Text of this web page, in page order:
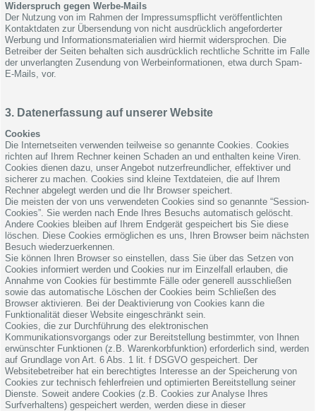
Widerspruch gegen Werbe-Mails
Der Nutzung von im Rahmen der Impressumspflicht veröffentlichten
Kontaktdaten zur Übersendung von nicht ausdrücklich angeforderter
Werbung und Informationsmaterialien wird hiermit widersprochen. Die
Betreiber der Seiten behalten sich ausdrücklich rechtliche Schritte im Falle
der unverlangten Zusendung von Werbeinformationen, etwa durch Spam-
E-Mails, vor.
3. Datenerfassung auf unserer Website
Cookies
Die Internetseiten verwenden teilweise so genannte Cookies. Cookies
richten auf Ihrem Rechner keinen Schaden an und enthalten keine Viren.
Cookies dienen dazu, unser Angebot nutzerfreundlicher, effektiver und
sicherer zu machen. Cookies sind kleine Textdateien, die auf Ihrem
Rechner abgelegt werden und die Ihr Browser speichert.
Die meisten der von uns verwendeten Cookies sind so genannte “Session-
Cookies”. Sie werden nach Ende Ihres Besuchs automatisch gelöscht.
Andere Cookies bleiben auf Ihrem Endgerät gespeichert bis Sie diese
löschen. Diese Cookies ermöglichen es uns, Ihren Browser beim nächsten
Besuch wiederzuerkennen.
Sie können Ihren Browser so einstellen, dass Sie über das Setzen von
Cookies informiert werden und Cookies nur im Einzelfall erlauben, die
Annahme von Cookies für bestimmte Fälle oder generell ausschließen
sowie das automatische Löschen der Cookies beim Schließen des
Browser aktivieren. Bei der Deaktivierung von Cookies kann die
Funktionalität dieser Website eingeschränkt sein.
Cookies, die zur Durchführung des elektronischen
Kommunikationsvorgangs oder zur Bereitstellung bestimmter, von Ihnen
erwünschter Funktionen (z.B. Warenkorbfunktion) erforderlich sind, werden
auf Grundlage von Art. 6 Abs. 1 lit. f DSGVO gespeichert. Der
Websitebetreiber hat ein berechtigtes Interesse an der Speicherung von
Cookies zur technisch fehlerfreien und optimierten Bereitstellung seiner
Dienste. Soweit andere Cookies (z.B. Cookies zur Analyse Ihres
Surfverhaltens) gespeichert werden, werden diese in dieser